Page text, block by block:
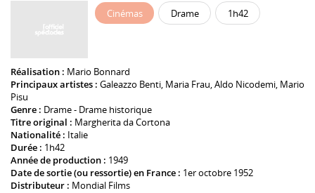
Cinémas Drame 1h42
Réalisation : Mario Bonnard
Principaux artistes : Galeazzo Benti, Maria Frau,Aldo Nicodemi, Mario
Pisu
Genre : Drame - Drame historique
Titre original : Margherita da Cortona
Nationalité : Italie
Durée : 1h42
Année de production : 1949
Date de sortie (ou ressortie) en France : 1er octobre 1952
Distributeur : Mondial Films